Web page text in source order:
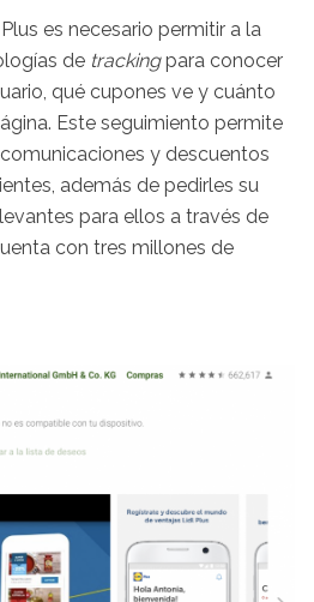
es necesario permitir a la
de trackingpara conocer
qué cupones ve y cuánto
Este seguimiento permite
y descuentos
además de pedirles su
para ellos a través de
con tres millones de